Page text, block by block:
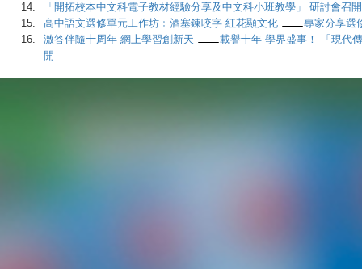
14.
「開拓校本中文科電子教材經驗分享及中文科小班教學」 研討會召開
15.
高中語文選修單元工作坊﹕酒塞鍊咬字 紅花顯文化
專家分享選
16.
激答伴隨十周年 網上學習創新天
載譽十年 學界盛事！ 「現代
開